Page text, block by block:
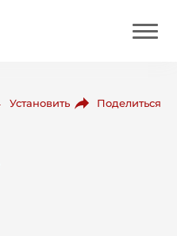
Установить Поделиться